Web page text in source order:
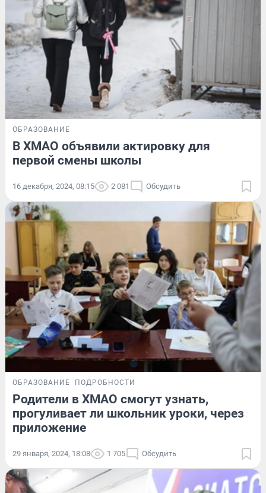
ОБРАЗОВАНИЕ
В ХМАО объявили актировку для
первой смены школы
16 декабря, 2024, 08:15 2 081 Обсудить
ОБРАЗОВАНИЕ ПОДРОБНОСТИ
Родители в ХМАО смогут узнать,
прогуливает ли школьник уроки, через
приложение
29 января, 2024, 18:08 1 705 Обсудить